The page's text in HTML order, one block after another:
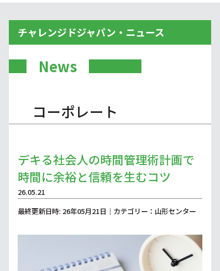
チャレンジドジャパン・ニュース
News
コーポレート
デキる社会人の時間管理術計画で
時間に余裕と信頼を生むコツ
26.05.21
最終更新日時: 26年05月21日｜カテゴリー：山形センター